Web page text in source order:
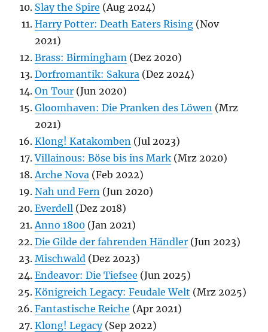
Slay the Spire (Aug 2024)
Harry Potter: Death Eaters Rising (Nov
2021)
Brass: Birmingham (Dez 2020)
Dorfromantik: Sakura (Dez 2024)
On Tour (Jun 2020)
Gloomhaven: Die Pranken des Löwen (Mrz
2021)
Klong! Katakomben (Jul 2023)
Villainous: Böse bis ins Mark (Mrz 2020)
Arche Nova (Feb 2022)
Nah und Fern (Jun 2020)
Everdell (Dez 2018)
Anno 1800 (Jan 2021)
Die Gilde der fahrenden Händler (Jun 2023)
Mischwald (Dez 2023)
Endeavor: Die Tiefsee (Jun 2025)
Königreich Legacy: Feudale Welt (Mrz 2025)
Fantastische Reiche (Apr 2021)
Klong! Legacy(Sep 2022)